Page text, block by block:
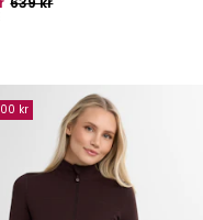
kr